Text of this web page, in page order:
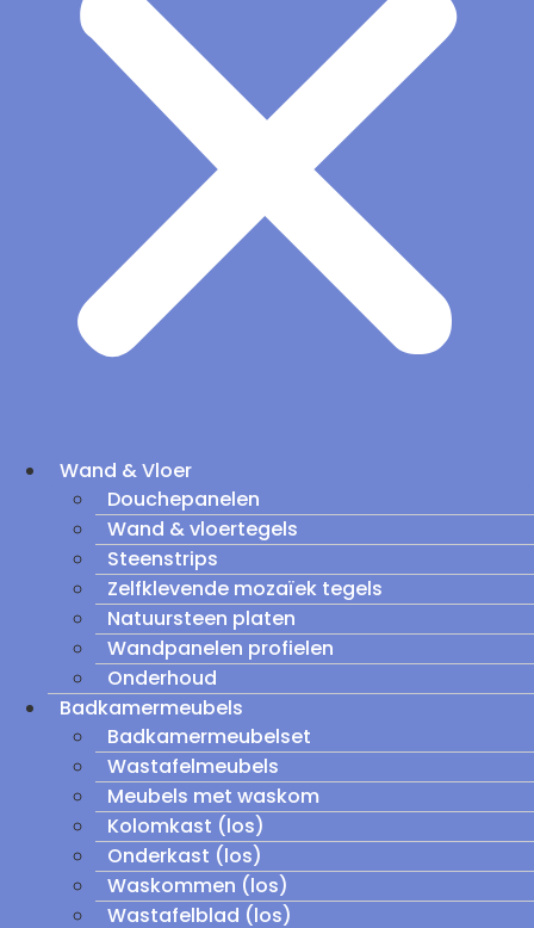
Wand & Vloer
Douchepanelen
Wand & vloertegels
Steenstrips
Zelfklevende mozaïek tegels
Natuursteen platen
Wandpanelen profielen
Onderhoud
Badkamermeubels
Badkamermeubelset
Wastafelmeubels
Meubels met waskom
Kolomkast (los)
Onderkast (los)
Waskommen (los)
Wastafelblad (los)